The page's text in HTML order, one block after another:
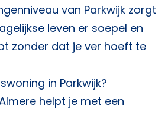
van Parkwijk zorgt
leven er soepel en
zonder dat je ver hoeft te
in Parkwijk?
helpt je met een